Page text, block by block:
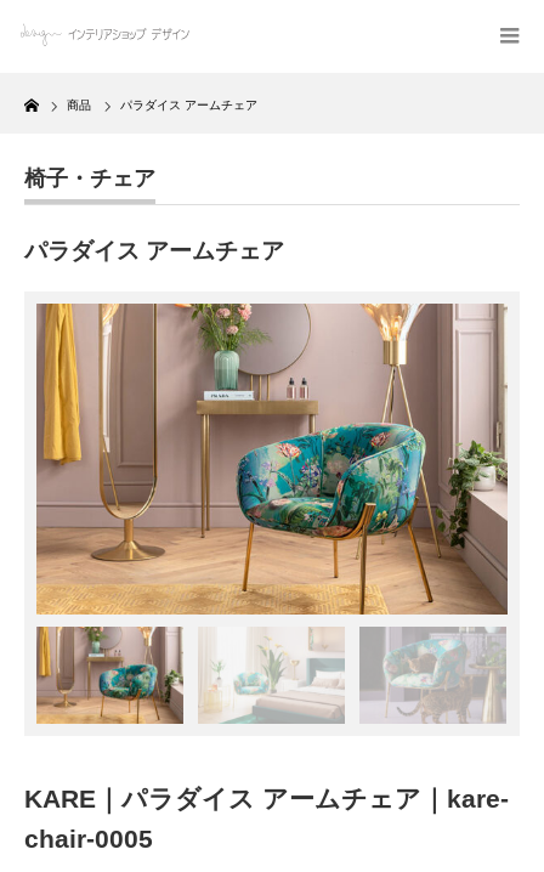
Home
商品 パラダイス アームチェア
椅子・チェア
パラダイス アームチェア
KARE｜パラダイス アームチェア｜kare-
chair-0005